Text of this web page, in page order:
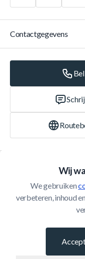
Wij
We gebruiken
verbeteren, inhoud
Klantenservice
Contactgegevens